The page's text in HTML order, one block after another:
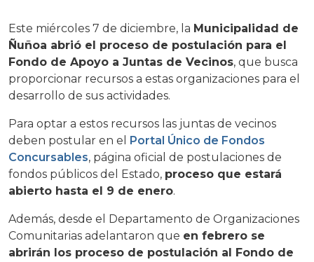
Este miércoles 7 de diciembre, la Municipalidad de
Ñuñoa abrió el proceso de postulación para el
Fondo de Apoyo a Juntas de Vecinos, que busca
proporcionar recursos a estas organizaciones para el
desarrollo de sus actividades.
Para optar a estos recursos las juntas de vecinos
deben postular en el Portal Único de Fondos
Concursables, página oficial de postulaciones de
fondos públicos del Estado, proceso que estará
abierto hasta el 9 de enero.
Además, desde el Departamento de Organizaciones
Comunitarias adelantaron que en febrero se
abrirán los proceso de postulación al Fondo de